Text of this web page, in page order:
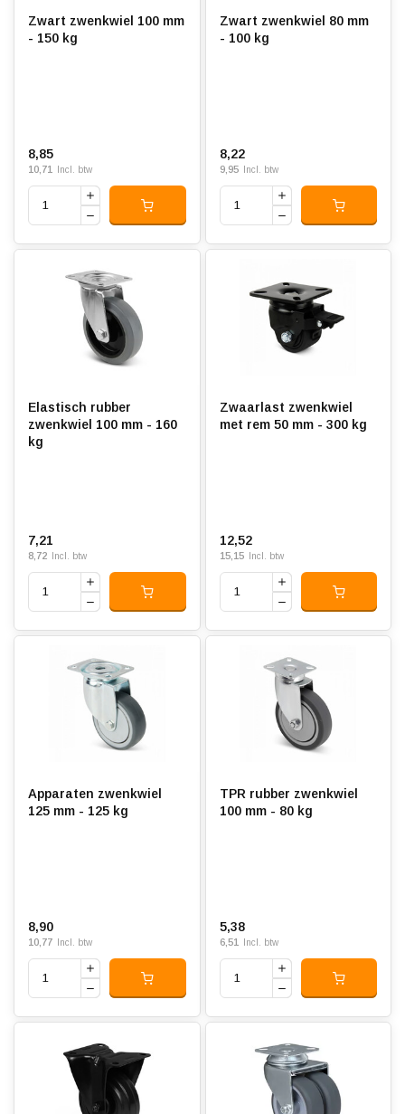
Zwart zwenkwiel 100 mm
- 150 kg
8,85
10,71 Incl. btw
Zwart zwenkwiel 80 mm
- 100 kg
8,22
9,95 Incl. btw
Elastisch rubber
zwenkwiel 100 mm - 160
kg
7,21
8,72 Incl. btw
Zwaarlast zwenkwiel
met rem 50 mm - 300 kg
12,52
15,15 Incl. btw
Apparaten zwenkwiel
125 mm - 125 kg
8,90
10,77 Incl. btw
TPR rubber zwenkwiel
100 mm - 80 kg
5,38
6,51 Incl. btw